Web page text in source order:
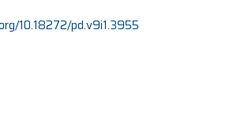
10.18272/pd.v9i1.3955